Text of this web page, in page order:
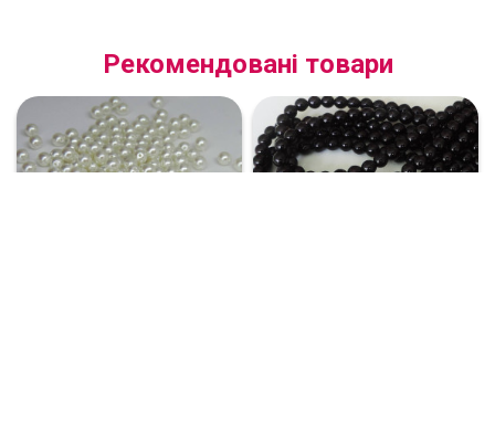
Рекомендовані товари